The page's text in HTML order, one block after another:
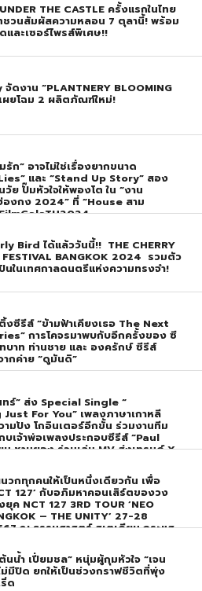
THE CASTLE ครั้งแรกในไทย
ชวนสัมผัสความหลอน 7 ตุลานี้! พร้อม
และเซอร์ไพรส์พิเศษ!!
ดงาน “PLANTNERY BLOOMING
เผยโฉม 2 ผลิตภัณฑ์ใหม่!
รัก” อาจไม่ใช่เรื่องยากขนาด
และ “Stand Up Story” สอง
วัย ปั๊มหัวใจให้พองโต ใน “งาน
งกง 2024” ที่ “House สาม
Bird ได้แล้ววันนี้!! THE CHERRY
FESTIVAL BANGKOK 2024 รวมตัว
ในเทศกาลดนตรีแห่งความทรงจำ!
ซีรีส์ “ข้ามฟ้าเคียงเธอ The Next
การโคจรมาพบกับอีกครั้งของ ซี
บาท ท่านชาย และ องครักษ์ ซีรีส์
กค่าย “ดูมันดิ”
ร์” ส่ง Special Single “
For You” เพลงภาษาเกาหลี
ามปัง โกอินเตอร์อีกขั้น ร่วมงานทีม
บเจ้าพ่อเพลงประกอบซีรีส์ “Paul
น ชานยอง ร่วมเล่น MV ส่งเทรนด์ X
1 โลก
วกทุกคนให้เป็นหนึ่งเดียวกัน เพื่อ
127’ กับอภิมหาคอนเสิร์ตของวง
ค NCT 127 3RD TOUR ‘NEO
– THE UNITY’ 27-28
ณ ธรรมศาสตร์ สเตเดียม กระแส
ญ่สมการรอคอย บัตร SOLD OUT
เปิดจำหน่าย !
นน้ำ เปี่ยมชล” หนุ่มผู้กุมหัวใจ “เจน
ม่มีปิด ยกให้เป็นช่วงกราฟชีวิตที่พุ่ง
ด